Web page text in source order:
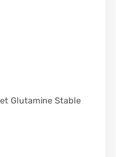
Glutamine Stable